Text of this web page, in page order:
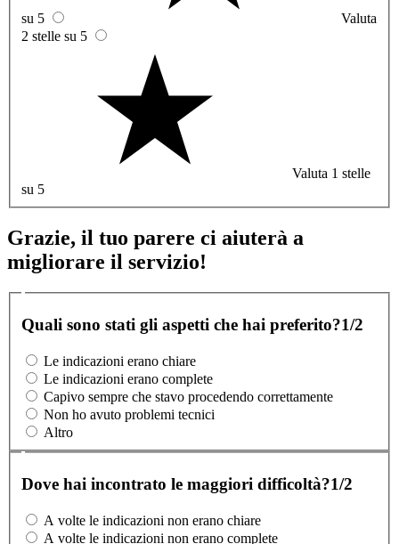
su 5
Valuta
2 stelle su 5
Valuta 1 stelle
su 5
Grazie, il tuo parere ci aiuterà a
migliorare il servizio!
Quali sono stati gli aspetti che hai preferito?1/2
Le indicazioni erano chiare
Le indicazioni erano complete
Capivo sempre che stavo procedendo correttamente
Non ho avuto problemi tecnici
Altro
Dove hai incontrato le maggiori difficoltà?1/2
A volte le indicazioni non erano chiare
A volte le indicazioni non erano complete